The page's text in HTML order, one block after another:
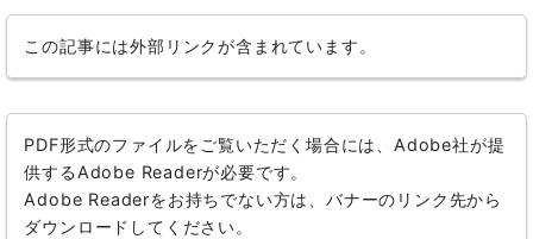
この記事には外部リンクが含まれています。
PDF形式のファイルをご覧いただく場合には、Adobe社が提
供するAdobe Readerが必要です。
Adobe Readerをお持ちでない方は、バナーのリンク先から
ダウンロードしてください。